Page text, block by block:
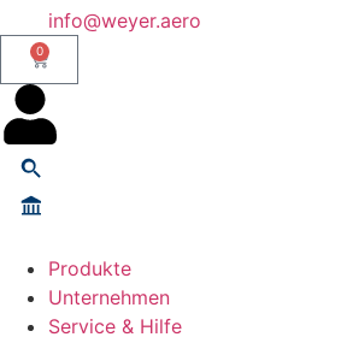
info@weyer.aero
0
Produkte
Unternehmen
Service & Hilfe